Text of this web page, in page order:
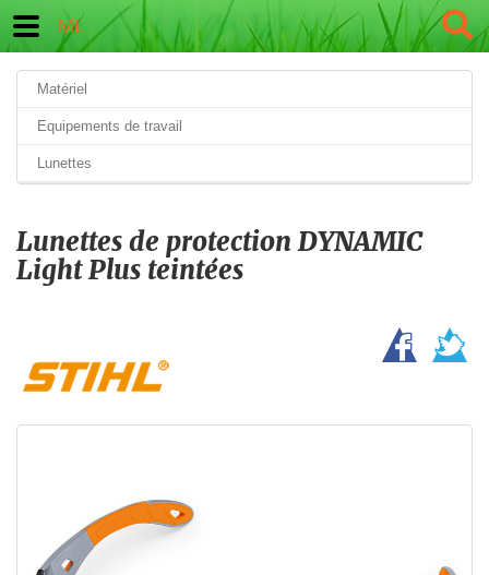
ML
Matériel
Equipements de travail
Lunettes
Lunettes de protection DYNAMIC
Light Plus teintées